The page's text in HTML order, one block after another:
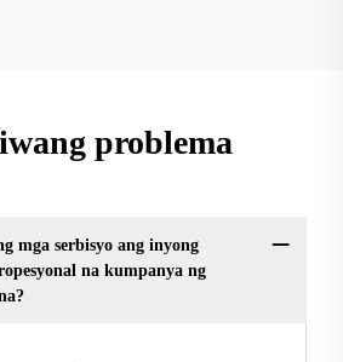
problema
mga serbisyo ang inyong
na kumpanya ng